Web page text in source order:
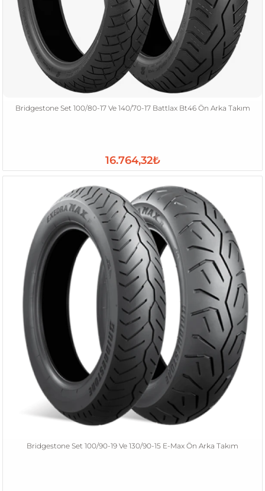
Bridgestone Set 100/80-17 Ve 140/70-17 Battlax Bt46 Ön Arka Takım
16.764,32₺
Bridgestone Set 100/90-19 Ve 130/90-15 E-Max Ön Arka Takım